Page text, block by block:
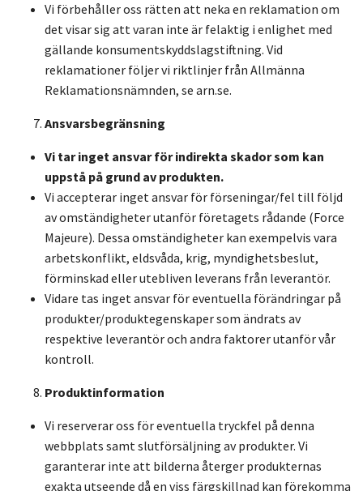
Vi förbehåller oss rätten att neka en reklamation om
det visar sig att varan inte är felaktig i enlighet med
gällande konsumentskyddslagstiftning. Vid
reklamationer följer vi riktlinjer från Allmänna
Reklamationsnämnden, se arn.se.
Ansvarsbegränsning
Vi tar inget ansvar för indirekta skador som kan
uppstå på grund av produkten.
Vi accepterar inget ansvar för förseningar/fel till följd
av omständigheter utanför företagets rådande (Force
Majeure). Dessa omständigheter kan exempelvis vara
arbetskonflikt, eldsvåda, krig, myndighetsbeslut,
förminskad eller utebliven leverans från leverantör.
Vidare tas inget ansvar för eventuella förändringar på
produkter/produktegenskaper som ändrats av
respektive leverantör och andra faktorer utanför vår
kontroll.
Produktinformation
Vi reserverar oss för eventuella tryckfel på denna
webbplats samt slutförsäljning av produkter. Vi
garanterar inte att bilderna återger produkternas
exakta utseende då en viss färgskillnad kan förekomma